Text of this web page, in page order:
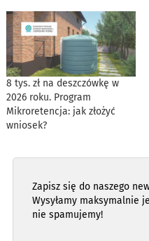
8 tys. zł na deszczówkę w
2026 roku. Program
Mikroretencja: jak złożyć
wniosek?
Zapisz się do naszego
Wysyłamy maksymalnie
nie spamujemy!